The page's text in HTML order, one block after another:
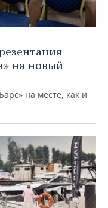
на новый
на месте, как и